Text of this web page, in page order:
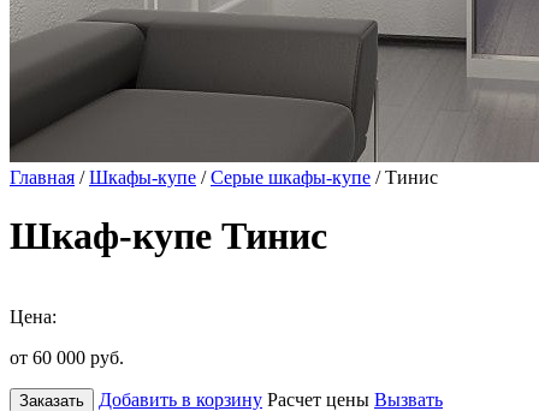
Главная /Шкафы-купе /Серые шкафы-купе / Тинис
Шкаф-купе Тинис
Цена:
от 60 000 руб.
Заказать Добавить в корзину Расчет цены Вызвать